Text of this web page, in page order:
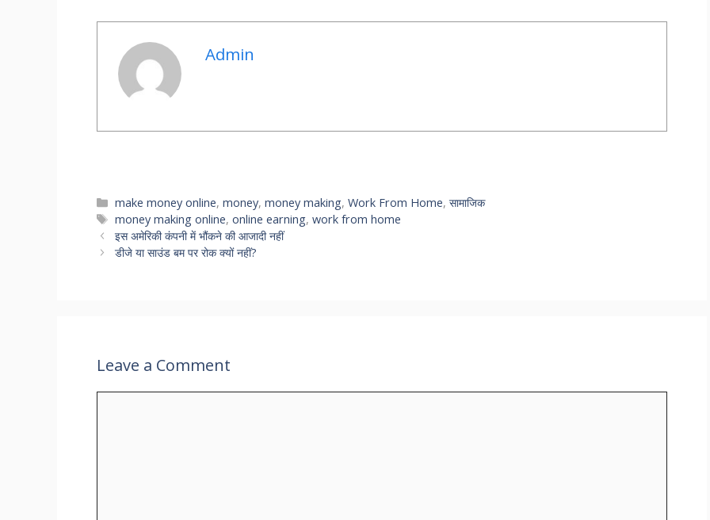
Admin
Categories
make money online,money,money making,Work From Home,सामाजिक
Tags
money making online,online earning,work from home
इस अमेरिकी कंपनी में भौंकने की आजादी नहीं
डीजे या साउंड बम पर रोक क्यों नहीं?
Leave a Comment